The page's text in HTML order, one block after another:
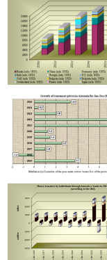
Կայացավ Հյուսիս-
հերթական նիստը